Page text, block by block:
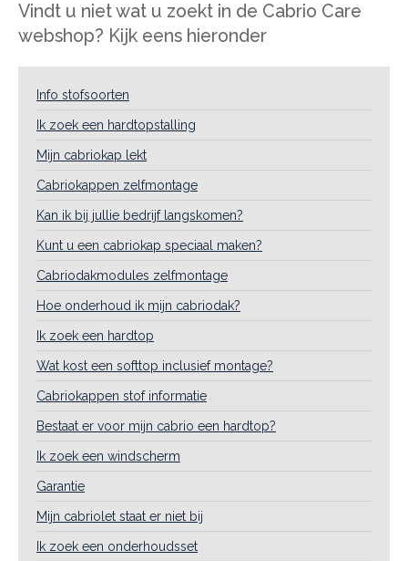
Vindt u niet wat u zoekt in de Cabrio Care
webshop? Kijk eens hieronder
Info stofsoorten
Ik zoek een hardtopstalling
Mijn cabriokap lekt
Cabriokappen zelfmontage
Kan ik bij jullie bedrijf langskomen?
Kunt u een cabriokap speciaal maken?
Cabriodakmodules zelfmontage
Hoe onderhoud ik mijn cabriodak?
Ik zoek een hardtop
Wat kost een softtop inclusief montage?
Cabriokappen stof informatie
Bestaat er voor mijn cabrio een hardtop?
Ik zoek een windscherm
Garantie
Mijn cabriolet staat er niet bij
Ik zoek een onderhoudsset